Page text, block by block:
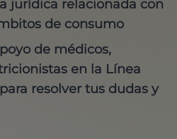
jurídica relacionada con
de consumo
de médicos,
en la Línea
resolver tus dudas y